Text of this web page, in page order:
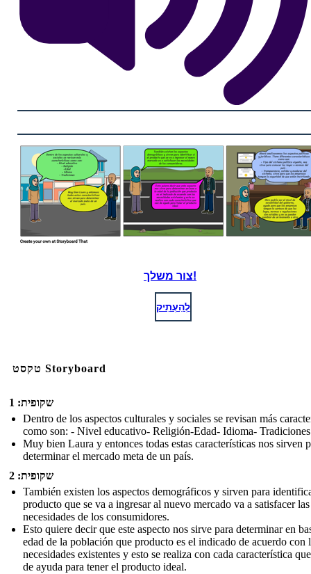
צור משלך!
לְהַעְתִיק
טקסט Storyboard
שקופית: 1
Dentro de los aspectos culturales y sociales se revisan más
como son: - Nivel educativo- Religión-Edad- Idioma- Tradiciones
Muy bien Laura y entonces todas estas características nos sirven
determinar el mercado meta de un país.
שקופית: 2
También existen los aspectos demográficos y sirven para
producto que se va a ingresar al nuevo mercado va a satisfacer las
necesidades de los consumidores.
Esto quiere decir que este aspecto nos sirve para determinar en
edad de la población que producto es el indicado de acuerdo con
necesidades existentes y esto se realiza con cada característica
de ayuda para tener el producto ideal.